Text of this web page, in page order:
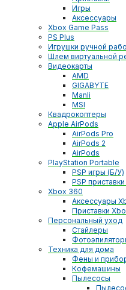
Игры
Аксессуары
Xbox Game Pass
PS Plus
Игрушки ручной
Шлем виртуальной
Видеокарты
AMD
GIGABYTE
Manli
MSI
Квадрокоптеры
Apple AirPods
AirPods Pro
AirPods 2
AirPods
PlayStation Portable
PSP игры (Б/У)
PSP
Xbox 360
Аксессуары
Приставки
Персональный уход
Стайлеры
Техника для дома
Фены и
Кофемашины
Пылесосы